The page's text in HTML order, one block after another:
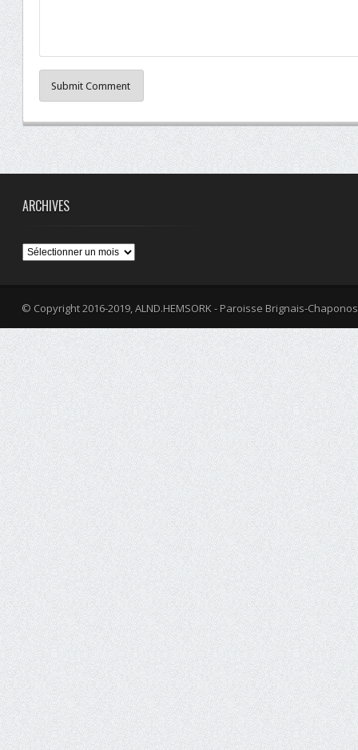
Submit Comment
ARCHIVES
Archives
© Copyright 2016-2019, ALND.HEMSORK - Paroisse Brignais-